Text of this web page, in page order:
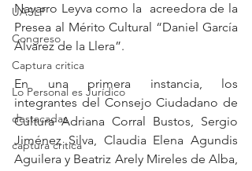
UASLP
Congreso
Captura critica
Lo Personal es Jurídico
destacadas
captura critica
Navarro Leyva como la  acreedora de la
Presea al Mérito Cultural “Daniel García
Álvarez de la Llera”.
En una primera instancia, los
integrantes del Consejo Ciudadano de
Cultura Adriana Corral Bustos, Sergio
Jiménez Silva, Claudia Elena Agundis
Aguilera y Beatriz Arely Mireles de Alba,